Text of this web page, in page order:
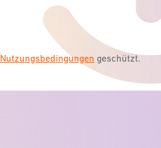
Nutzungsbedingungen geschützt.